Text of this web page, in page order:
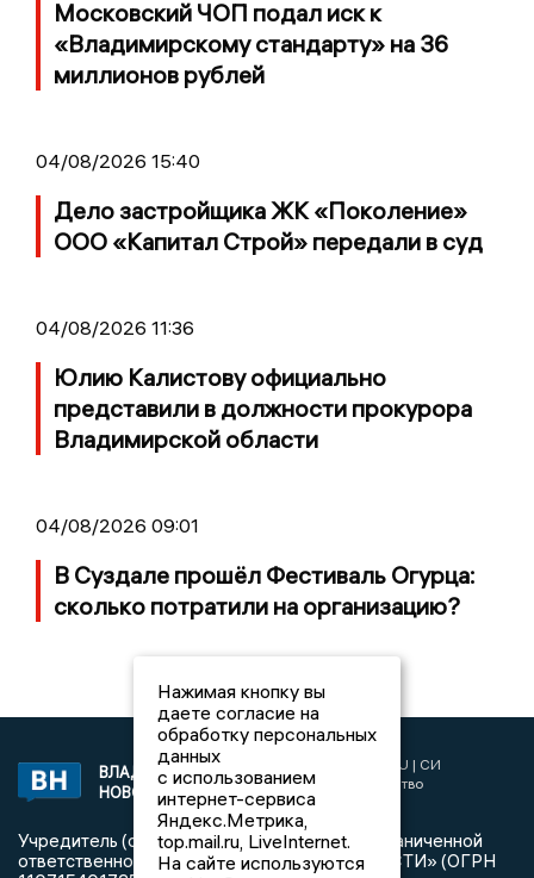
Московский ЧОП подал иск к
«Владимирскому стандарту» на 36
миллионов рублей
04/08/2026 15:40
Дело застройщика ЖК «Поколение»
ООО «Капитал Строй» передали в суд
04/08/2026 11:36
Юлию Калистову официально
представили в должности прокурора
Владимирской области
04/08/2026 09:01
В Суздале прошёл Фестиваль Огурца:
сколько потратили на организацию?
ВЛАДИМИРСКИЕ
НОВОСТИ
2017 © NEWSVLADIMIR.RU | СИ
«Информационное агентство
Владимирские новости»
Учредитель (соучредители): Общество с ограниченной
ответственностью «РЕГИОНАЛЬНЫЕ НОВОСТИ» (ОГРН
Нажимая кнопку вы
даете согласие на
обработку персональных
данных
с использованием
интернет-сервиса
Яндекс.Метрика,
top.mail.ru, LiveInternet.
На сайте используются